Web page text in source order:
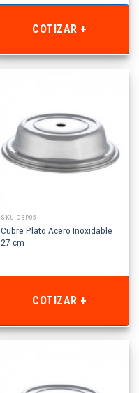
COTIZAR +
SKU: CBP05
Cubre Plato Acero Inoxidable
27 cm
COTIZAR +